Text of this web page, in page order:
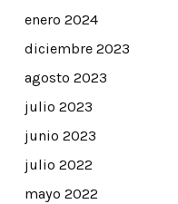
enero 2024
diciembre 2023
agosto 2023
julio 2023
junio 2023
julio 2022
mayo 2022